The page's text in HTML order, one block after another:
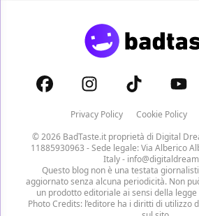
Privacy Policy Cookie Policy
© 2026 BadTaste.it proprietà di Digital
11885930963 - Sede legale: Via Alberico
Italy -
Questo blog non è una testata
aggiornato senza alcuna periodicità. Non
un prodotto editoriale ai sensi della legge
Photo Credits: l’editore ha i diritti di utilizzo